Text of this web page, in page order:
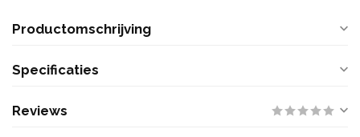
Productomschrijving
Specificaties
Reviews